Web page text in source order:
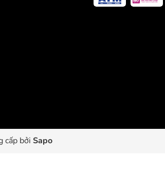
cấp bởi Sapo